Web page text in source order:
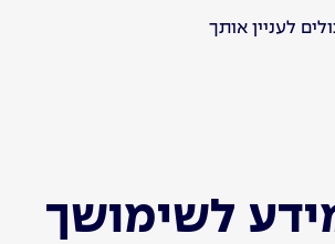
לעניין אותך
לשימושך